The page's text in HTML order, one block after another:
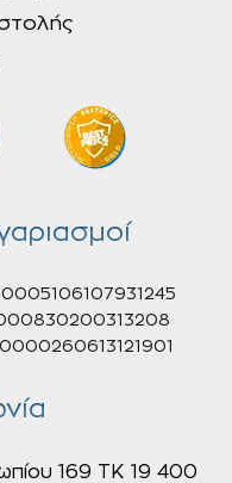
169 ΤΚ 19 400